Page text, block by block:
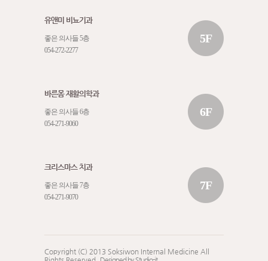
유앤미 비뇨기과
좋은 의사들 5층
054-272-2277
5F
바른몸 재활의학과
좋은 의사들 6층
054-271-9060
6F
크리스마스 치과
좋은 의사들 7층
054-271-9070
7F
Copyright (C) 2013 Soksiwon Internal Medicine All